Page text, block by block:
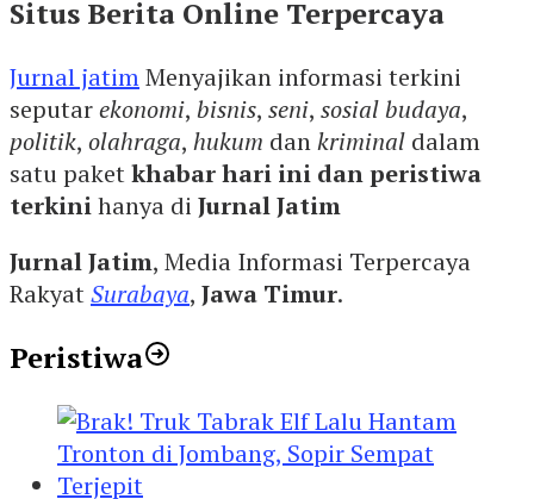
Situs Berita Online Terpercaya
Jurnal jatimMenyajikan informasi terkini
seputarekonomi, bisnis, seni, sosial budaya,
politik, olahraga, hukum dankriminal dalam
satu paketkhabar hari ini dan peristiwa
terkinihanya di Jurnal Jatim
Jurnal Jatim, Media Informasi Terpercaya
RakyatSurabaya, Jawa Timur.
Peristiwa